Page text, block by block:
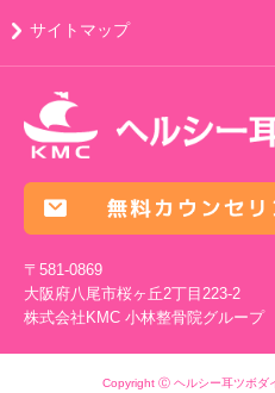
サイトマップ
〒581-0869
大阪府八尾市桜ヶ丘2丁目223-2
株式会社KMC 小林整骨院グループ
Copyright Ⓒ ヘルシー耳ツボダ